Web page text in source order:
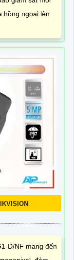
hồng ngoại lên
D/NF mang đến